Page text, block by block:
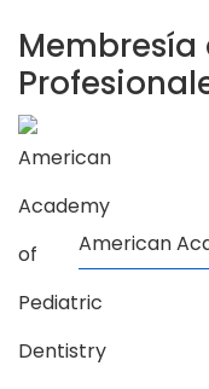
American